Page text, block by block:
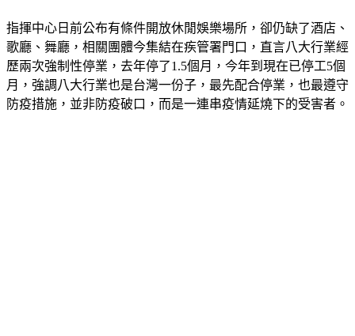
指揮中心日前公布有條件開放休閒娛樂場所，卻仍缺了酒店、
歌廳、舞廳，相關團體今集結在疾管署門口，直言八大行業經
歷兩次強制性停業，去年停了1.5個月，今年到現在已停工5個
月，強調八大行業也是台灣一份子，最先配合停業，也最遵守